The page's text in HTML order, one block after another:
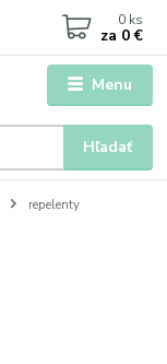
Menu
Hľadať
0 ks
za 0 €
repelenty